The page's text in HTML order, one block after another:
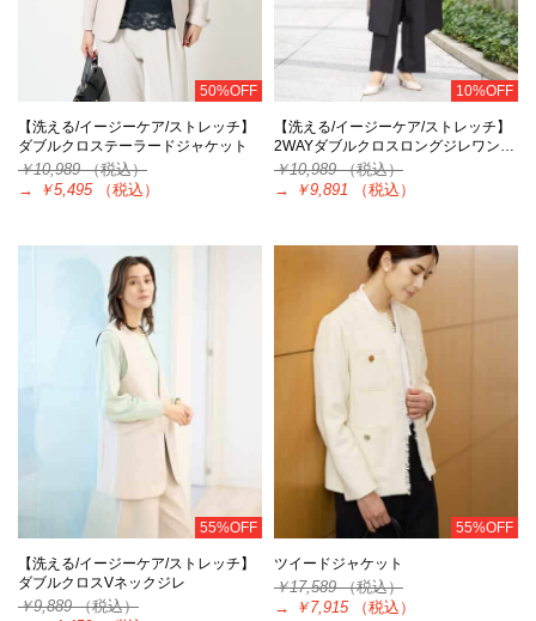
50%OFF
【洗える/イージーケア/ストレッチ】
ダブルクロステーラードジャケット
￥10,989（税込）
→
￥5,495 （税込）
10%OFF
【洗える/イージーケア/ストレッチ】
2WAYダブルクロスロングジレワン…
￥10,989（税込）
→
￥9,891 （税込）
55%OFF
【洗える/イージーケア/ストレッチ】
ダブルクロスVネックジレ
￥9,889（税込）
55%OFF
ツイードジャケット
￥17,589（税込）
→
￥7,915 （税込）